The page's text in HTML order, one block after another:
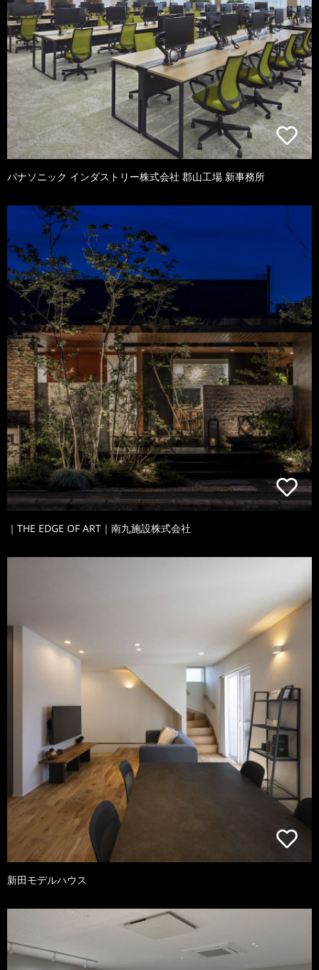
パナソニック インダストリー株式会社 郡山工場 新事務所
｜THE EDGE OF ART｜南九施設株式会社
新田モデルハウス